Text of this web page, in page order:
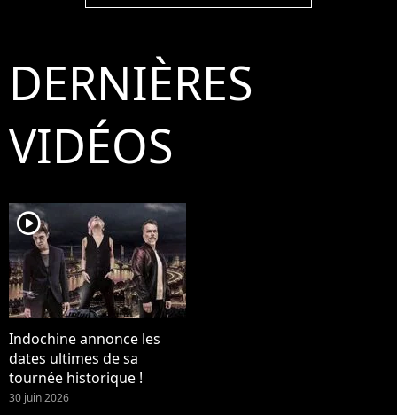
DERNIÈRES
VIDÉOS
player2
Indochine annonce les
dates ultimes de sa
tournée historique !
30 juin 2026